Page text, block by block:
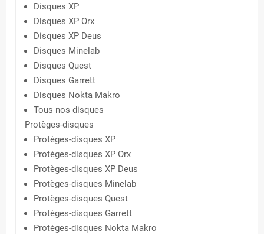
Disques XP
Disques XP Orx
Disques XP Deus
Disques Minelab
Disques Quest
Disques Garrett
Disques Nokta Makro
Tous nos disques
Protèges-disques
Protèges-disques XP
Protèges-disques XP Orx
Protèges-disques XP Deus
Protèges-disques Minelab
Protèges-disques Quest
Protèges-disques Garrett
Protèges-disques Nokta Makro